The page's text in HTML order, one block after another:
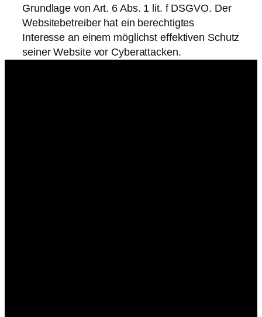
Grundlage von Art. 6 Abs. 1 lit. f DSGVO. Der
Websitebetreiber hat ein berechtigtes
Interesse an einem möglichst effektiven Schutz
seiner Website vor Cyberattacken.